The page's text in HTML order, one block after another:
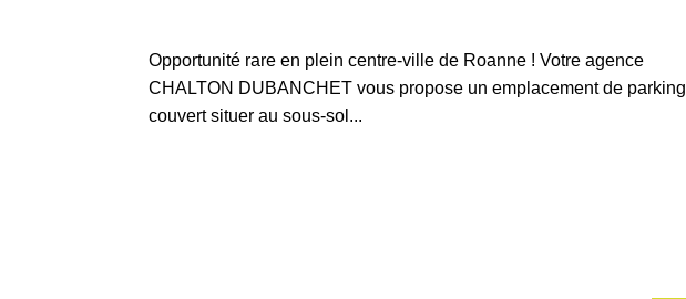
Opportunité rare en plein centre-ville de Roanne ! Votre agence
CHALTON DUBANCHET vous propose un emplacement de parking
couvert situer au sous-sol...